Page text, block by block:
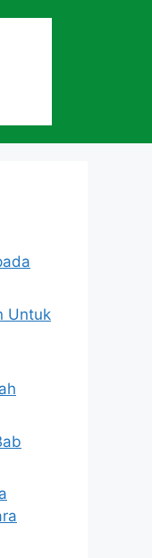
Untuk